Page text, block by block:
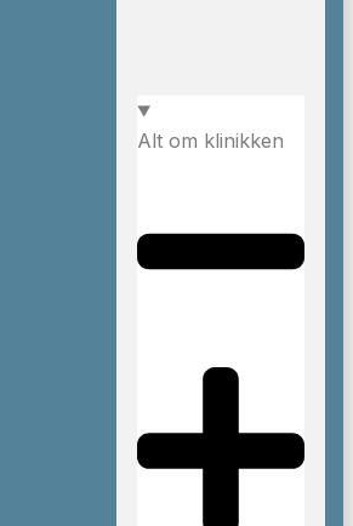
Alt om klinikken